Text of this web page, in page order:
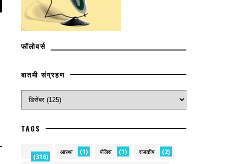
फॉलोवर्स
बातमी संग्रहण
TAGS
(316)
आस्था (1) पोलिस (1) राजकीय (2)